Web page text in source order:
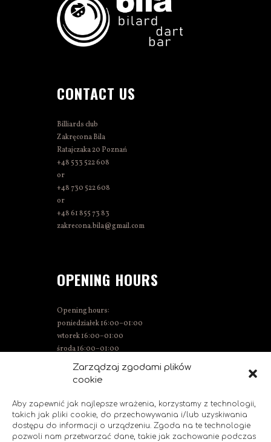
Zarządzaj zgodami plików
cookie
Aby zapewnić jak najlepsze wrażenia, korzystamy z technologii,
takich jak pliki cookie, do przechowywania i/lub uzyskiwania
dostępu do informacji o urządzeniu. Zgoda na te technologie
pozwoli nam przetwarzać dane, takie jak zachowanie podczas
CONTACT US
Billiards club
Zakręcona Bila
Ratajczaka 20 Poznań
+48 533 522 608
or
+48 730 522 608
or
+48 61 855 73 83
zakrecona.bila@gmail.com
OPENING HOURS
Opening hours:
poniedziałek 16:00–01:00
wtorek 16:00–01:00
środa 16:00–01:00
Thursday 15:00–01:00
Friday 15:00–02:00
Sunday 14:00–00:00